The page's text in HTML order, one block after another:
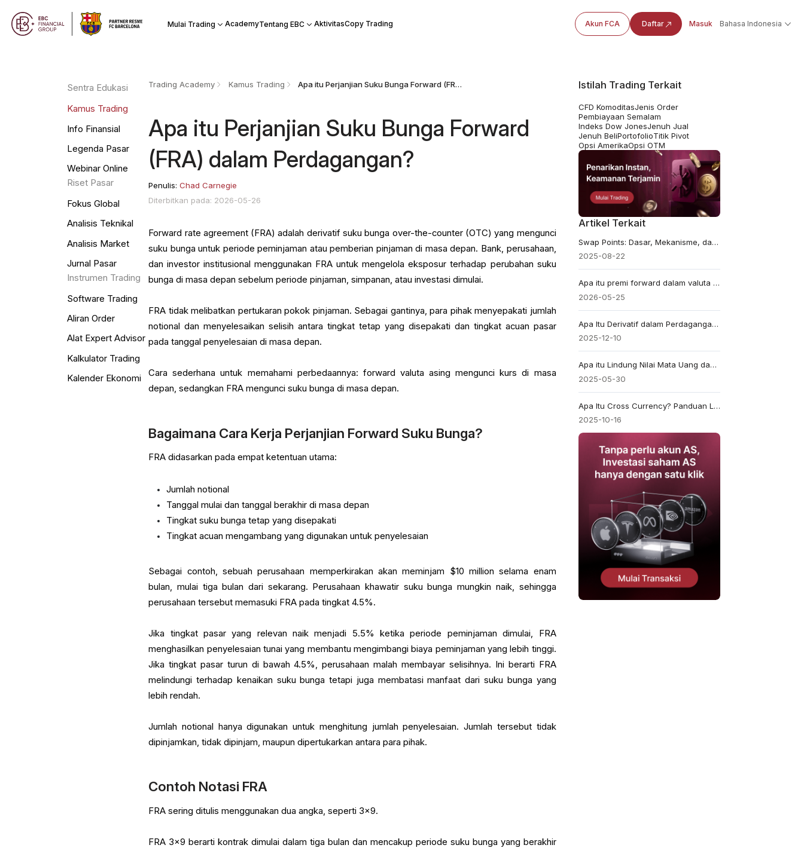
Mulai Trading AcademyTentang EBC AktivitasCopy Trading Akun FCA Daftar Masuk Bahasa Indonesia
Sentra Edukasi
Kamus Trading
Info Finansial
Legenda Pasar
Webinar Online
Riset Pasar
Fokus Global
Analisis Teknikal
Analisis Market
Jurnal Pasar
Instrumen Trading
Software Trading
Aliran Order
Alat Expert Advisor
Kalkulator Trading
Kalender Ekonomi
Trading Academy Kamus Trading Apa itu Perjanjian Suku Bunga Forward (FRA) dalam Perdagangan?
Apa itu Perjanjian Suku Bunga Forward
(FRA) dalam Perdagangan?
Penulis:Chad Carnegie
Diterbitkan pada: 2026-05-26
Forward rate agreement (FRA) adalah derivatif suku bunga over-the-counter (OTC) yang mengunci
suku bunga untuk periode peminjaman atau pemberian pinjaman di masa depan. Bank, perusahaan,
dan investor institusional menggunakan FRA untuk mengelola eksposur terhadap perubahan suku
bunga di masa depan sebelum periode pinjaman, simpanan, atau investasi dimulai.
FRA tidak melibatkan pertukaran pokok pinjaman. Sebagai gantinya, para pihak menyepakati jumlah
notional dan menyelesaikan selisih antara tingkat tetap yang disepakati dan tingkat acuan pasar
pada tanggal penyelesaian di masa depan.
Cara sederhana untuk memahami perbedaannya: forward valuta asing mengunci kurs di masa
depan, sedangkan FRA mengunci suku bunga di masa depan.
Bagaimana Cara Kerja Perjanjian Forward Suku Bunga?
FRA didasarkan pada empat ketentuan utama:
Jumlah notional
Tanggal mulai dan tanggal berakhir di masa depan
Tingkat suku bunga tetap yang disepakati
Tingkat acuan mengambang yang digunakan untuk penyelesaian
Sebagai contoh, sebuah perusahaan memperkirakan akan meminjam $10 million selama enam
bulan, mulai tiga bulan dari sekarang. Perusahaan khawatir suku bunga mungkin naik, sehingga
perusahaan tersebut memasuki FRA pada tingkat 4.5%.
Jika tingkat pasar yang relevan naik menjadi 5.5% ketika periode peminjaman dimulai, FRA
menghasilkan penyelesaian tunai yang membantu mengimbangi biaya peminjaman yang lebih tinggi.
Jika tingkat pasar turun di bawah 4.5%, perusahaan malah membayar selisihnya. Ini berarti FRA
melindungi terhadap kenaikan suku bunga tetapi juga membatasi manfaat dari suku bunga yang
lebih rendah.
Jumlah notional hanya digunakan untuk menghitung jumlah penyelesaian. Jumlah tersebut tidak
dipinjamkan, tidak dipinjam, maupun dipertukarkan antara para pihak.
Contoh Notasi FRA
FRA sering ditulis menggunakan dua angka, seperti 3x9.
FRA 3x9 berarti kontrak dimulai dalam tiga bulan dan mencakup periode suku bunga yang berakhir
Istilah Trading Terkait
CFD KomoditasJenis Order
Pembiayaan Semalam
Indeks Dow JonesJenuh Jual
Jenuh BeliPortofolioTitik Pivot
Opsi AmerikaOpsi OTM
Artikel Terkait
Swap Points: Dasar, Mekanisme, dan Dampak Pasar
2025-08-22
Apa itu premi forward dalam valuta asing?
2026-05-25
Apa Itu Derivatif dalam Perdagangan?
2025-12-10
Apa itu Lindung Nilai Mata Uang dan Apakah Penting dalam Perdagangan?
2025-05-30
Apa Itu Cross Currency? Panduan Lengkap tentang Nilai Tukar dan Perdagangan
2025-10-16